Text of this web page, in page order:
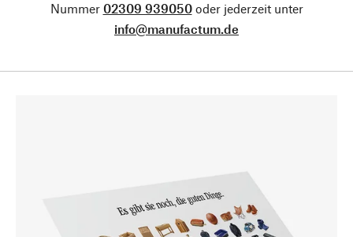
Nummer 02309 939050oder jederzeit unter
info@manufactum.de